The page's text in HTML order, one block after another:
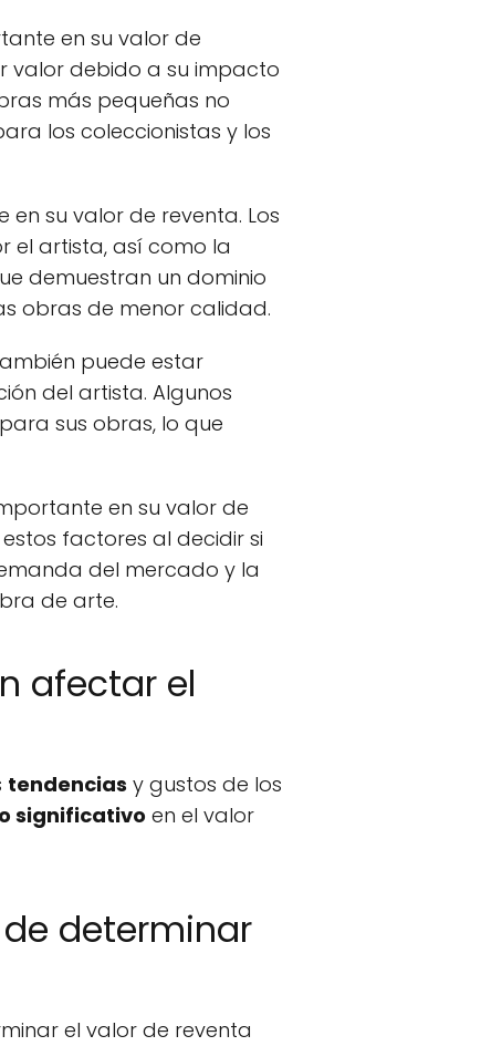
en su valor de
valor debido a su impacto
más pequeñas no
los coleccionistas y los
su valor de reventa. Los
el artista, así como la
demuestran un dominio
obras de menor calidad.
puede estar
del artista. Algunos
sus obras, lo que
en su valor de
factores al decidir si
del mercado y la
de arte.
afectar el
tendencias y gustos de los
significativo en el valor
determinar
el valor de reventa